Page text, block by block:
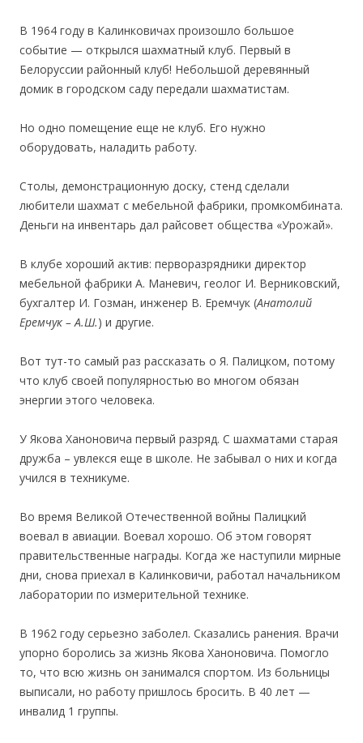
В 1964 году в Калинковичах произошло большое
событие — открылся шахматный клуб. Первый в
Белоруссии районный клуб! Небольшой деревянный
домик в городском саду передали шахматистам.
Но одно помещение еще не клуб. Его нужно
оборудовать, наладить работу.
Столы, демонстрационную доску, стенд сделали
любители шахмат с мебельной фабрики, промкомбината.
Деньги на инвентарь дал райсовет общества «Урожай».
В клубе хороший актив: перворазрядники директор
мебельной фабрики А. Маневич, геолог И. Верниковский,
бухгалтер И. Гозман, инженер В. Еремчук (Анатолий
Еремчук – А.Ш.) и другие.
Вот тут-то самый раз рассказать о Я. Палицком, потому
что клуб своей популярностью во многом обязан
энергии этого человека.
У Якова Ханоновича первый разряд. С шахматами старая
дружба – увлекся еще в школе. Не забывал о них и когда
учился в техникуме.
Во время Великой Отечественной войны Палицкий
воевал в авиации. Boeвaл хорошо. Об этом говорят
правительственные награды. Когда же наступили мирные
дни, снова приехал в Калинковичи, работал начальником
лаборатории по измерительной технике.
В 1962 году серьезно заболел. Сказались ранения. Врачи
упорно боролись за жизнь Якова Ханоновича. Помогло
то, что всю жизнь он занимался спортом. Из больницы
выписали, но работу пришлось бросить. В 40 лет —
инвалид 1 группы.